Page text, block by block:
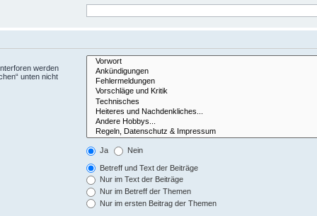
werden
unten nicht
Ja Nein
Betreff und Text der Beiträge
Nur im Text der Beiträge
Nur im Betreff der Themen
Nur im ersten Beitrag der Themen